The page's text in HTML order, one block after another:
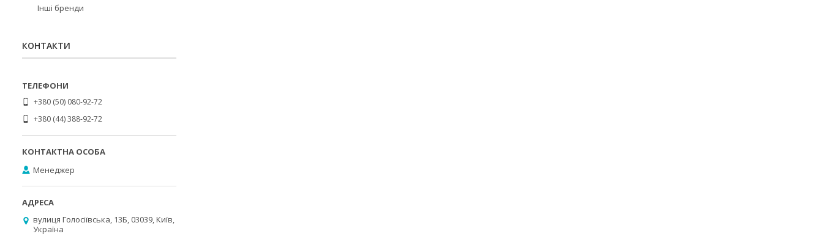
Інші бренди
КОНТАКТИ
+380 (50) 080-92-72
+380 (44) 388-92-72
Менеджер
вулиця Голосіївська, 13Б, 03039, Київ,
Україна